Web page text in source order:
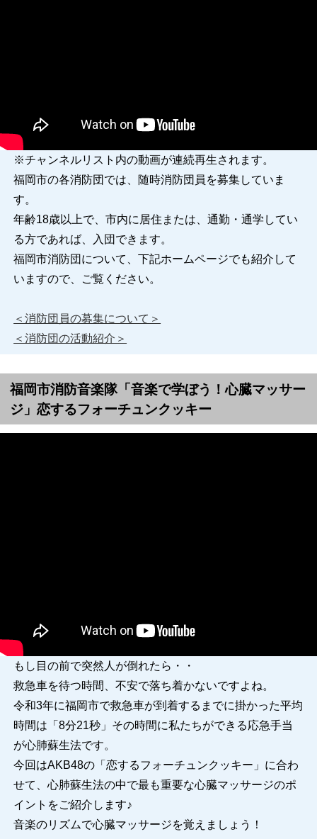
※チャンネルリスト内の動画が連続再生されます。
福岡市の各消防団では、随時消防団員を募集していま
す。
年齢18歳以上で、市内に居住または、通勤・通学してい
る方であれば、入団できます。
福岡市消防団について、下記ホームページでも紹介して
いますので、ご覧ください。
＜消防団員の募集について＞
＜消防団の活動紹介＞
福岡市消防音楽隊「音楽で学ぼう！心臓マッサー
ジ」恋するフォーチュンクッキー
もし目の前で突然人が倒れたら・・
救急車を待つ時間、不安で落ち着かないですよね。
令和3年に福岡市で救急車が到着するまでに掛かった平均
時間は「8分21秒」その時間に私たちができる応急手当
が心肺蘇生法です。
今回はAKB48の「恋するフォーチュンクッキー」に合わ
せて、心肺蘇生法の中で最も重要な心臓マッサージのポ
イントをご紹介します♪
音楽のリズムで心臓マッサージを覚えましょう！